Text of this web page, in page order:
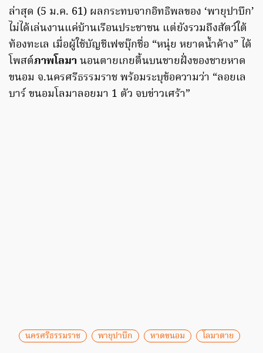
ล่าสุด (5 ม.ค. 61) ผลกระทบจากอิทธิพลของ ‘พายุปาบึก’
ไม่ได้เล่นงานแค่บ้านเรือนประชาชน แต่ยังรวมถึงสัตว์ใต้
ท้องทะเล เมื่อผู้ใช้บัญชีเฟซบุ๊กชื่อ “หนุ่ย หยาดน้ำค้าง” ได้
โพสต์ภาพโลมานอนตายเกยตื้นบนชายฝั่งของชายหาด
ขนอม จ.นครศรีธรรมราช พร้อมระบุข้อความว่า “ลอยเล
บาร์ ขนอมโลมาลอยมา 1 ตัว จบข่าวเศร้า”
นครศรีธรรมราช พายุปาบึก หาดขนอม โลมาตาย